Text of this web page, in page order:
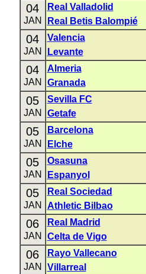
04
JAN
Real Valladolid
Real Betis Balompié
04
JAN
Valencia
Levante
04
JAN
Almeria
Granada
05
JAN
Sevilla FC
Getafe
05
JAN
Barcelona
Elche
05
JAN
Osasuna
Espanyol
05
JAN
Real Sociedad
Athletic Bilbao
06
JAN
Real Madrid
Celta de Vigo
06
JAN
Rayo Vallecano
Villarreal